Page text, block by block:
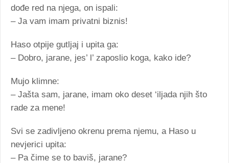
dođe red na njega, on ispali:
– Ja vam imam privatni biznis!
Haso otpije gutljaj i upita ga:
– Dobro, jarane, jes’ l’ zaposlio koga, kako ide?
Mujo klimne:
– Jašta sam, jarane, imam oko deset ‘iljada njih što
rade za mene!
Svi se zadivljeno okrenu prema njemu, a Haso u
nevjerici upita:
– Pa čime se to baviš, jarane?